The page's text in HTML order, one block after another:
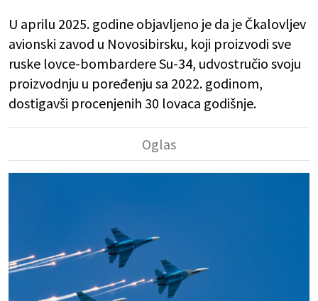
U aprilu 2025. godine objavljeno je da je Čkalovljev
avionski zavod u Novosibirsku, koji proizvodi sve
ruske lovce-bombardere Su-34, udvostručio svoju
proizvodnju u poređenju sa 2022. godinom,
dostigavši procenjenih 30 lovaca godišnje.